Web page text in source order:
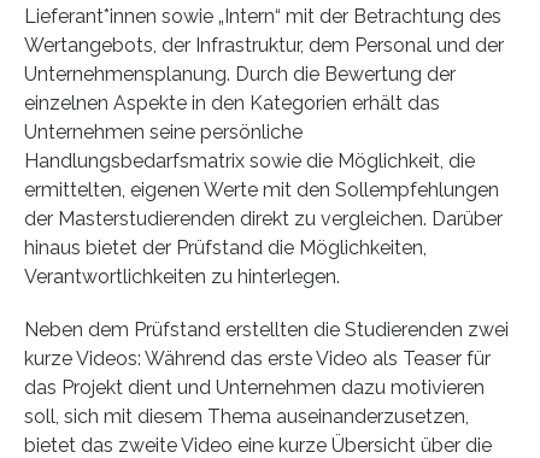
Lieferant*innen sowie „Intern“ mit der Betrachtung des
Wertangebots, der Infrastruktur, dem Personal und der
Unternehmensplanung. Durch die Bewertung der
einzelnen Aspekte in den Kategorien erhält das
Unternehmen seine persönliche
Handlungsbedarfsmatrix sowie die Möglichkeit, die
ermittelten, eigenen Werte mit den Sollempfehlungen
der Masterstudierenden direkt zu vergleichen. Darüber
hinaus bietet der Prüfstand die Möglichkeiten,
Verantwortlichkeiten zu hinterlegen.
Neben dem Prüfstand erstellten die Studierenden zwei
kurze Videos: Während das erste Video als Teaser für
das Projekt dient und Unternehmen dazu motivieren
soll, sich mit diesem Thema auseinanderzusetzen,
bietet das zweite Video eine kurze Übersicht über die